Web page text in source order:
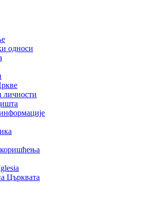
односи
личности
Църквата